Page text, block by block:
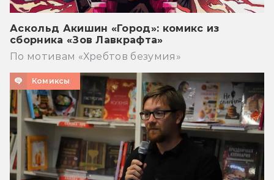
Аскольд Акишин «Город»: комикс из
сборника «Зов Лавкрафта»
По мотивам «Хребтов безумия»
Комиксы